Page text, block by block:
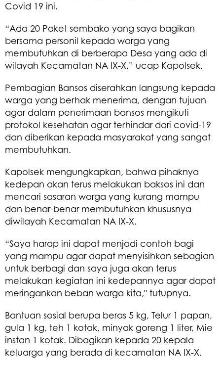
Covid 19 ini.
“Ada 20 Paket sembako yang saya bagikan
bersama personil kepada warga yang
membutuhkan di berberapa Desa yang ada di
wilayah Kecamatan NA IX-X,” ucap Kapolsek.
Pembagian Bansos diserahkan langsung kepada
warga yang berhak menerima, dengan tujuan
agar dalam penerimaan bansos mengikuti
protokol kesehatan agar terhindar dari covid-19
dan diberikan kepada masyarakat yang sangat
membutuhkan.
Kapolsek mengungkapkan, bahwa pihaknya
kedepan akan terus melakukan baksos ini dan
mencari sasaran warga yang kurang mampu
dan benar-benar membutuhkan khususnya
diwilayah Kecamatan NA IX-X.
“Saya harap ini dapat menjadi contoh bagi
yang mampu agar dapat menyisihkan sebagian
untuk berbagi dan saya juga akan terus
melakukan kegiatan ini kedepannya agar dapat
meringankan beban warga kita," tutupnya.
Bantuan sosial berupa beras 5 kg, Telur 1 papan,
gula 1 kg, teh 1 kotak, minyak goreng 1 liter, Mie
instan 1 kotak. Dibagikan kepada 20 kepala
keluarga yang berada di kecamatan NA IX-X.